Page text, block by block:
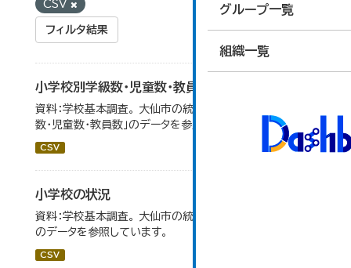
グループ一覧
組織一覧
CSV
フィルタ結果
小学校別学級数・児童数・教員数
資料：学校基本調査。 大仙市の統計「14-4 小学校別学級
数・児童数・教員数」のデータを参照しています。
CSV
小学校の状況
資料：学校基本調査。 大仙市の統計「14-3 小学校の状況」
のデータを参照しています。
CSV